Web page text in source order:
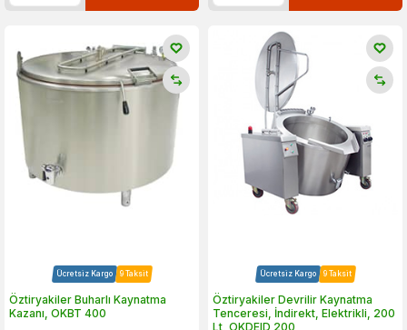
Ücretsiz Kargo 9 Taksit
Öztiryakiler Buharlı Kaynatma
Kazanı, OKBT 400
Ücretsiz Kargo 9 Taksit
Öztiryakiler Devrilir Kaynatma
Tenceresi, İndirekt, Elektrikli, 200
Lt, OKDEID 200